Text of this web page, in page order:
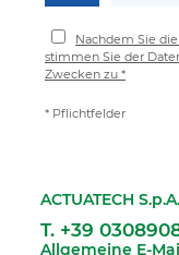
Nachdem Sie
stimmen Sie der
Zwecken zu *
* Pflichtfelder
ACTUATECH S.p.A.
T. +39
Allgemeine E-